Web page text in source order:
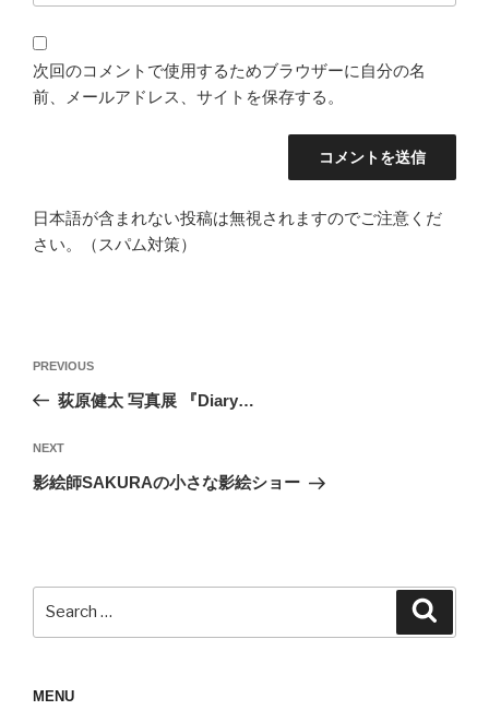
次回のコメントで使用するためブラウザーに自分の名
前、メールアドレス、サイトを保存する。
日本語が含まれない投稿は無視されますのでご注意くだ
さい。（スパム対策）
ビ
ゲ
Previous
Post
PREVIOUS
荻原健太 写真展 『Diary…
Next
Post
NEXT
影絵師SAKURAの小さな影絵ショー
MENU